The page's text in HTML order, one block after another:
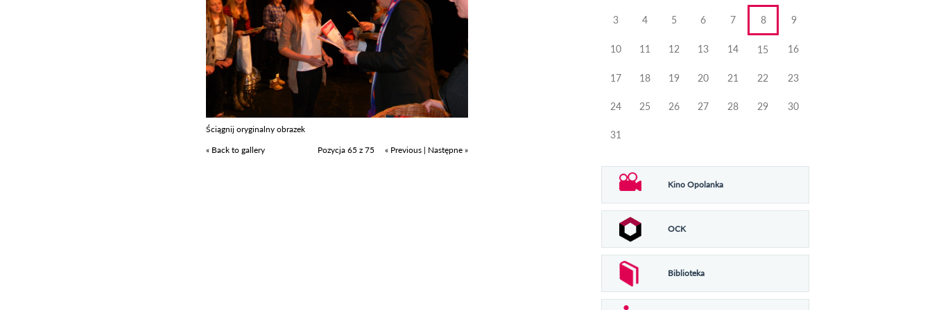
Ściągnij oryginalny obrazek
« Back to gallery
Pozycja 65 z 75 « Previous | Następne »
3 4 5 6 7 8 9
10 11 12 13 14 15 16
17 18 19 20 21 22 23
24 25 26 27 28 29 30
31
Kino Opolanka
OCK
Biblioteka